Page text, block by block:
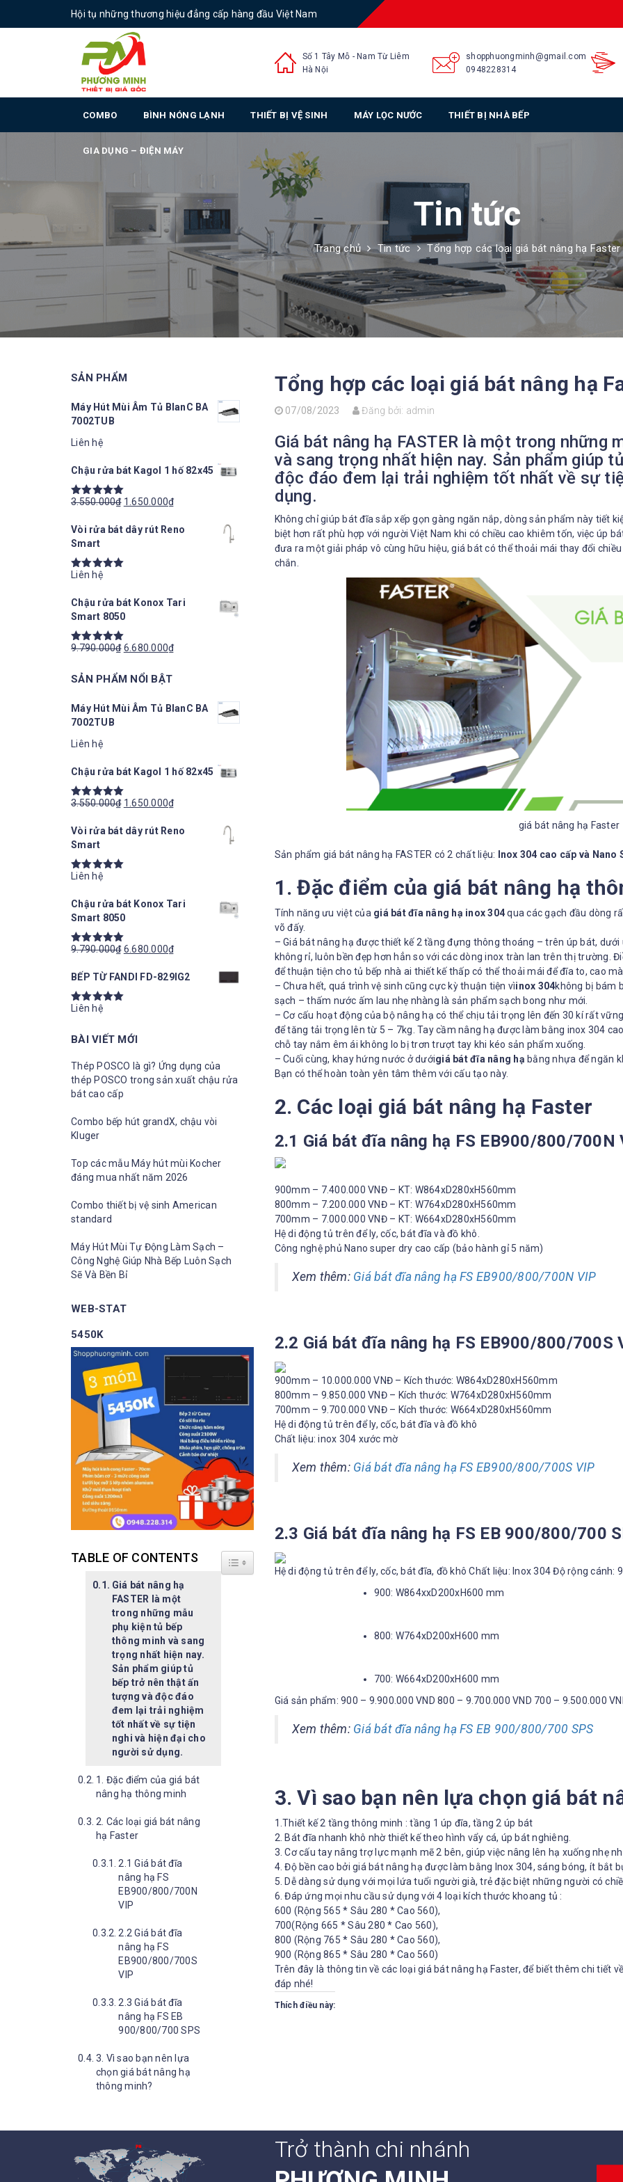
Hội tụ những thương hiệu đẳng cấp hàng đầu Việt Nam
Số 1 Tây Mỗ - Nam Từ Liêm
Hà Nội
shopphuongminh@gmail.com
0948228314
COMBO BÌNH NÓNG LẠNH THIẾT BỊ VỆ SINH MÁY LỌC NƯỚC THIẾT BỊ NHÀ BẾP
GIA DỤNG – ĐIỆN MÁY
Tin tức
Trang chủ Tin tức Tổng hợp các loại giá bát nâng hạ Faster
Tổng hợp các loại giá bát nâng hạ
07/08/2023 Đăng bởi: admin
Giá bát nâng hạ FASTER là một trong những
và sang trọng nhất hiện nay. Sản phẩm giúp
độc đáo đem lại trải nghiệm tốt nhất về sự
dụng.
Không chỉ giúp bát đĩa sắp xếp gọn gàng ngăn nắp, dòng sản phẩm này tiết
biệt hơn rất phù hợp với người Việt Nam khi có chiều cao khiêm tốn, việc úp
đưa ra một giải pháp vô cùng hữu hiệu, giá bát có thể thoải mái thay đổi
chắn.
giá bát nâng hạ Faster
Sản phẩm giá bát nâng hạ FASTER có 2 chất liệu: Inox 304 cao cấp và Nano
1. Đặc điểm của giá bát nâng hạ
Tính năng ưu việt của giá bát đĩa nâng hạ inox 304qua các gạch đầu dòng
võ đấy.
– Giá bát nâng hạ được thiết kế 2 tầng đựng thông thoáng – trên úp bát,
không rỉ, luôn bền đẹp hơn hẳn so với các dòng inox tràn lan trên thị trường.
để thuận tiện cho tủ bếp nhà ai thiết kế thấp có thể thoải mái để đĩa to, cao
– Chưa hết, quá trình vệ sinh cũng cực kỳ thuận tiện vìinox 304không bị bám
sạch – thấm nước ấm lau nhẹ nhàng là sản phẩm sạch bong như mới.
– Cơ cấu hoạt động của bộ nâng hạ có thể chịu tải trọng lên đến 30 kí rất
để tăng tải trọng lên từ 5 – 7kg. Tay cầm nâng hạ được làm bằng inox 304
chỗ tay nắm êm ái không lo bị trơn trượt tay khi kéo sản phẩm xuống.
– Cuối cùng, khay hứng nước ở dướigiá bát đĩa nâng hạ bằng nhựa để ngăn
Bạn có thể hoàn toàn yên tâm thêm với cấu tạo này.
2. Các loại giá bát nâng hạ Faster
2.1 Giá bát đĩa nâng hạ FS EB900/800/700N
900mm – 7.400.000 VNĐ – KT: W864xD280xH560mm
800mm – 7.200.000 VNĐ – KT: W764xD280xH560mm
700mm – 7.000.000 VNĐ – KT: W664xD280xH560mm
Hệ di động tủ trên để ly, cốc, bát đĩa và đồ khô.
Công nghệ phủ Nano super dry cao cấp (bảo hành gỉ 5 năm)
Xem thêm: Giá bát đĩa nâng hạ FS EB900/800/700N VIP
2.2 Giá bát đĩa nâng hạ FS EB900/800/700S
900mm – 10.000.000 VNĐ – Kích thước: W864xD280xH560mm
800mm – 9.850.000 VNĐ – Kích thước: W764xD280xH560mm
700mm – 9.700.000 VNĐ – Kích thước: W664xD280xH560mm
Hệ di động tủ trên để ly, cốc, bát đĩa và đồ khô
Chất liệu: inox 304 xước mờ
Xem thêm: Giá bát đĩa nâng hạ FS EB900/800/700S VIP
2.3 Giá bát đĩa nâng hạ FS EB 900/800/700
Hệ di động tủ trên để ly, cốc, bát đĩa, đồ khô Chất liệu: Inox 304 Độ rộng
900: W864xxD200xH600 mm
800: W764xD200xH600 mm
700: W664xD200xH600 mm
Giá sản phẩm: 900 – 9.900.000 VND 800 – 9.700.000 VND 700 – 9.500.000
Xem thêm: Giá bát đĩa nâng hạ FS EB 900/800/700 SPS
3. Vì sao bạn nên lựa chọn giá bát
1.Thiết kế 2 tầng thông minh : tầng 1 úp đĩa, tầng 2 úp bát
2. Bát đĩa nhanh khô nhờ thiết kế theo hình vẩy cá, úp bát nghiêng.
3. Cơ cấu tay nâng trợ lực mạnh mẽ 2 bên, giúp việc nâng lên hạ xuống nhẹ
4. Độ bền cao bởi giá bát nâng hạ được làm bằng Inox 304, sáng bóng, ít bắt
5. Dễ dàng sử dụng với mọi lứa tuổi người già, trẻ đặc biệt những người có
6. Đáp ứng mọi nhu cầu sử dụng với 4 loại kích thước khoang tủ :
600 (Rộng 565 * Sâu 280 * Cao 560),
700(Rộng 665 * Sâu 280 * Cao 560),
800 (Rộng 765 * Sâu 280 * Cao 560),
900 (Rộng 865 * Sâu 280 * Cao 560)
Trên đây là thông tin về các loại giá bát nâng hạ Faster, để biết thêm chi tiết
đáp nhé!
Thích điều này:
SẢN PHẨM
Máy Hút Mùi Âm Tủ BlanC BA
7002TUB
Liên hệ
Chậu rửa bát Kagol 1 hố 82x45
Được xếp
5.00
5
sao
3.550.000₫ 1.650.000₫
Vòi rửa bát dây rút Reno
Smart
Được xếp
5.00
5
sao
Liên hệ
Chậu rửa bát Konox Tari
Smart 8050
Được xếp
sao
9.790.000₫ 6.680.000₫
SẢN PHẨM NỔI BẬT
Máy Hút Mùi Âm Tủ BlanC BA
7002TUB
Liên hệ
Chậu rửa bát Kagol 1 hố 82x45
Được xếp
5.00
5
sao
3.550.000₫ 1.650.000₫
Vòi rửa bát dây rút Reno
Smart
Được xếp
5.00
5
sao
Liên hệ
Chậu rửa bát Konox Tari
Smart 8050
Được xếp
5.00
5
sao
9.790.000₫ 6.680.000₫
BẾP TỪ FANDI FD-829IG2
Được xếp
sao
Liên hệ
BÀI VIẾT MỚI
Thép POSCO là gì? Ứng dụng của
thép POSCO trong sản xuất chậu rửa
bát cao cấp
Combo bếp hút grandX, chậu vòi
Kluger
Top các mẫu Máy hút mùi Kocher
đáng mua nhất năm 2026
Combo thiết bị vệ sinh American
standard
Máy Hút Mùi Tự Động Làm Sạch –
Công Nghệ Giúp Nhà Bếp Luôn Sạch
Sẽ Và Bền Bỉ
WEB-STAT
5450K
TABLE OF CONTENTS TOGGLE TABLE OF CONTENT
Giá bát nâng hạ
FASTER là một
trong những mẫu
phụ kiện tủ bếp
thông minh và sang
trọng nhất hiện nay.
Sản phẩm giúp tủ
bếp trở nên thật ấn
tượng và độc đáo
đem lại trải nghiệm
tốt nhất về sự tiện
nghi và hiện đại cho
người sử dụng.
1. Đặc điểm của giá bát
nâng hạ thông minh
2. Các loại giá bát nâng
hạ Faster
2.1 Giá bát đĩa
nâng hạ FS
EB900/800/700N
VIP
2.2 Giá bát đĩa
nâng hạ FS
EB900/800/700S
VIP
2.3 Giá bát đĩa
nâng hạ FS EB
900/800/700 SPS
3. Vì sao bạn nên lựa
chọn giá bát nâng hạ
thông minh?
Trở thành chi nhánh